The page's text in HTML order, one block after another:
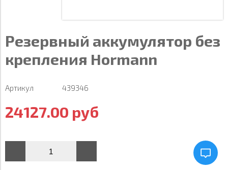
Резервный аккумулятор без
крепления Hormann
Артикул 439346
24127.00 руб